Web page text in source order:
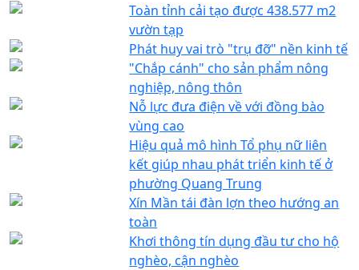
Toàn tỉnh cải tạo được 438.577 m2
vườn tạp
Phát huy vai trò "trụ đỡ" nền kinh tế
"Chắp cánh" cho sản phẩm nông
nghiệp, nông thôn
Nỗ lực đưa điện về với đồng bào
vùng cao
Hiệu quả mô hình Tổ phụ nữ liên
kết giúp nhau phát triển kinh tế ở
phường Quang Trung
Xín Mần tái đàn lợn theo hướng an
toàn
Khơi thông tín dụng đầu tư cho hộ
nghèo, cận nghèo